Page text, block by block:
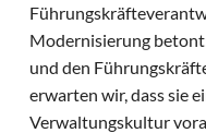
Modernisierung
und den
erwarten wir, dass sie
Verwaltungskultur